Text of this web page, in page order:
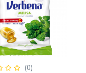
(0)